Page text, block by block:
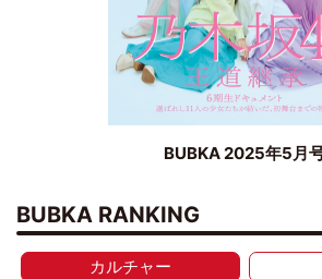
BUBKA 2025年5月
BUBKA RANKING
カルチャー